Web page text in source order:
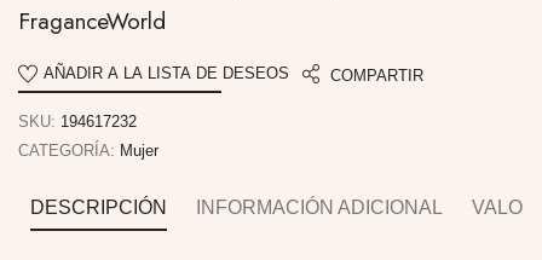
FraganceWorld
AÑADIR A LA LISTA DE DESEOS COMPARTIR
SKU: 194617232
CATEGORÍA: Mujer
DESCRIPCIÓN INFORMACIÓN ADICIONAL